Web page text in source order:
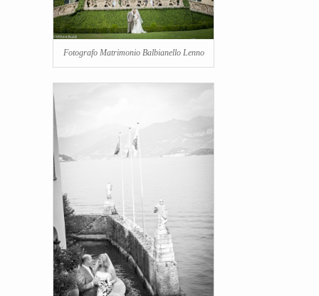
Fotografo Matrimonio Balbianello Lenno